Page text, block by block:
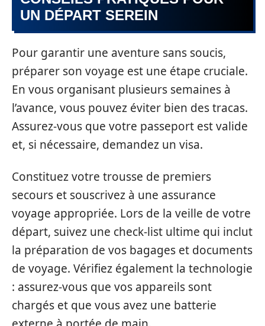
UN DÉPART SEREIN
Pour garantir une aventure sans soucis,
préparer son voyage est une étape cruciale.
En vous organisant plusieurs semaines à
l’avance, vous pouvez éviter bien des tracas.
Assurez-vous que votre passeport est valide
et, si nécessaire, demandez un visa.
Constituez votre trousse de premiers
secours et souscrivez à une assurance
voyage appropriée. Lors de la veille de votre
départ, suivez une check-list ultime qui inclut
la préparation de vos bagages et documents
de voyage. Vérifiez également la technologie
: assurez-vous que vos appareils sont
chargés et que vous avez une batterie